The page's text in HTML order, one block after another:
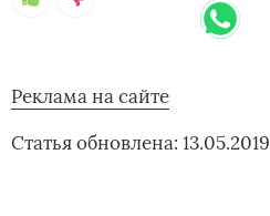
Реклама на сайте
Статья обновлена: 13.05.2019